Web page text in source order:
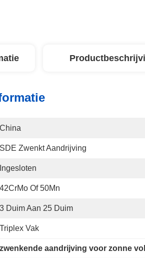
China
SDE Zwenkt Aandrijving
Ingesloten
42CrMo Of 50Mn
3 Duim Aan 25 Duim
Triplex Vak
zwenkende aandrijving voor zonne